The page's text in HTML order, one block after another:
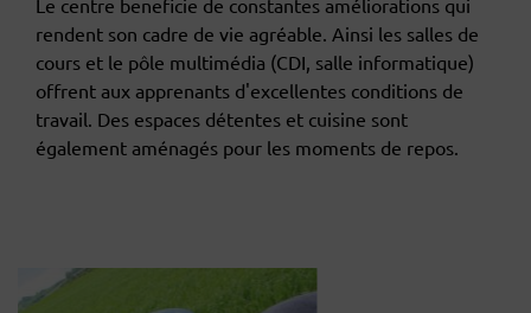
Le centre beneficie de constantes améliorations qui
rendent son cadre de vie agréable. Ainsi les salles de
cours et le pôle multimédia (CDI, salle informatique)
offrent aux apprenants d'excellentes conditions de
travail. Des espaces détentes et cuisine sont
également aménagés pour les moments de repos.